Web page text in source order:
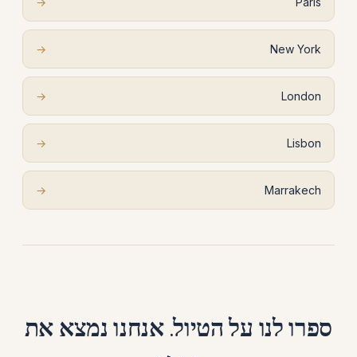
New York
→
London
→
Lisbon
→
Marrakech
→
ספרו לנו על הטיול. אנחנו נמצא את